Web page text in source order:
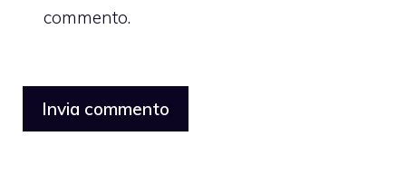
commento.